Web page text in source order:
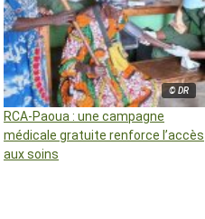
© DR
RCA-Paoua : une campagne
médicale gratuite renforce l’accès
aux soins